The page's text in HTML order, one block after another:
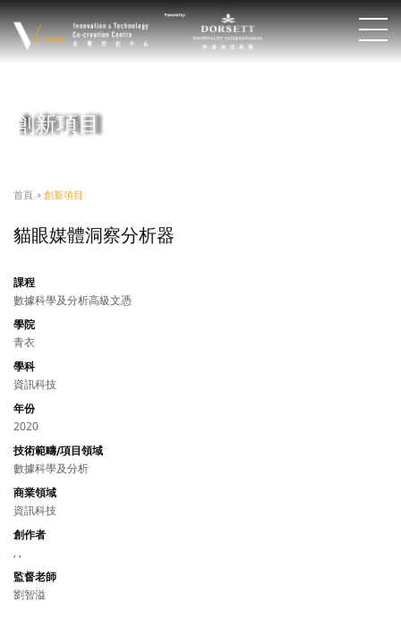
創新項目
首頁 > 創新項目
貓眼媒體洞察分析器
課程
數據科學及分析高級文憑
學院
青衣
學科
資訊科技
年份
2020
技術範疇/項目領域
數據科學及分析
商業領域
資訊科技
創作者
, ,
監督老師
劉智溢